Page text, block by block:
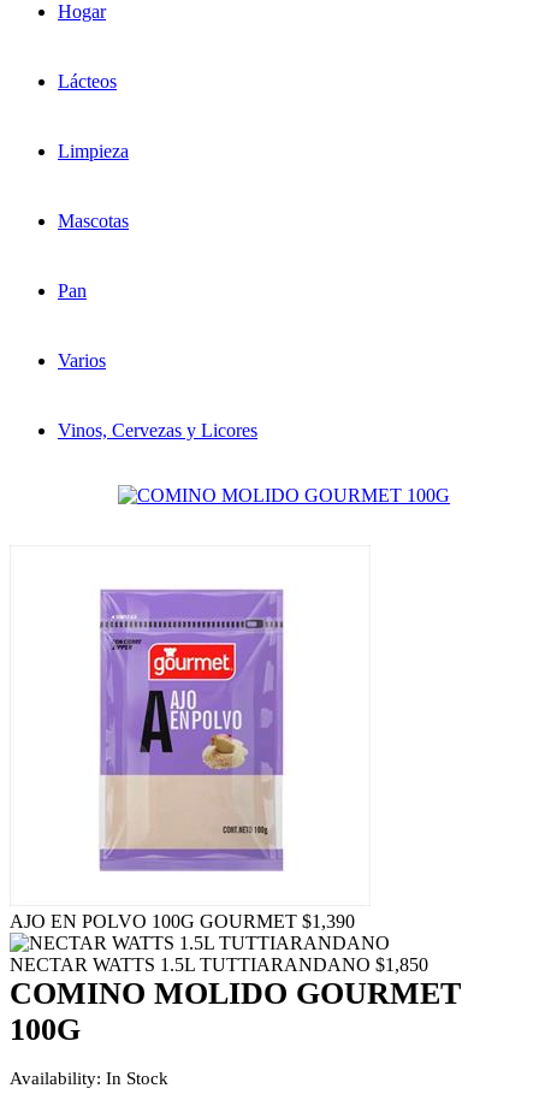
Hogar
Lácteos
Limpieza
Mascotas
Pan
Varios
Vinos, Cervezas y Licores
AJO EN POLVO 100G GOURMET $1,390
NECTAR WATTS 1.5L TUTTIARANDANO $1,850
COMINO MOLIDO GOURMET
100G
Availability: In Stock